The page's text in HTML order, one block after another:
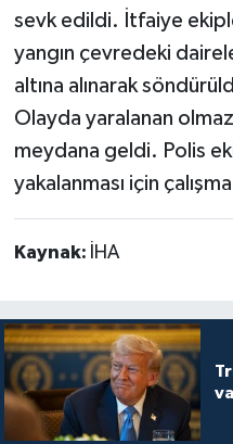
sevk edildi. İtfaiye
yangın çevredeki
altına alınarak
Olayda yaralanan
meydana geldi. Polis
yakalanması için
Kaynak: İHA